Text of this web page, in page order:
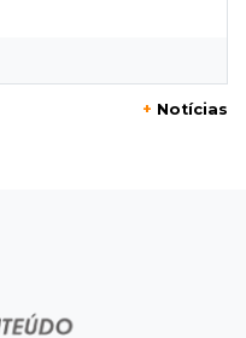
já podem
+ Notícias